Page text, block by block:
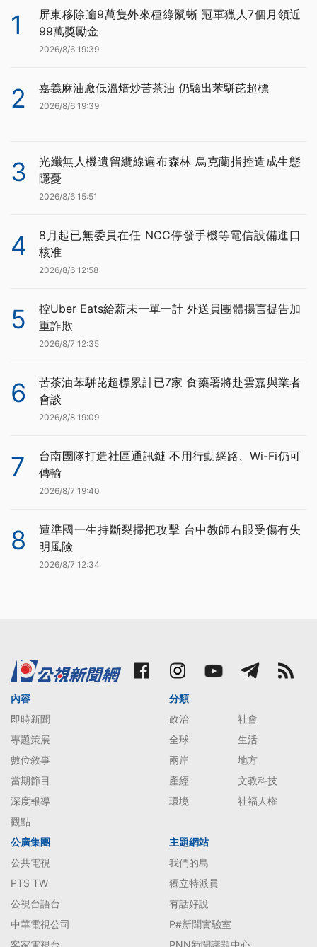
1
屏東移除逾9萬隻外來種綠鬣蜥 冠軍獵人7個月領近
99萬獎勵金
2026/8/6 19:39
2 嘉義麻油廠低溫焙炒苦茶油 仍驗出苯駢芘超標
2026/8/6 19:39
3
光纖無人機遺留纜線遍布森林 烏克蘭指控造成生態
隱憂
2026/8/6 15:51
4
8月起已無委員在任 NCC停發手機等電信設備進口
核准
2026/8/6 12:58
5
控Uber Eats給薪未一單一計 外送員團體揚言提告加
重詐欺
2026/8/7 12:35
6
苦茶油苯駢芘超標累計已7家 食藥署將赴雲嘉與業者
會談
2026/8/8 19:09
7
台南團隊打造社區通訊鏈 不用行動網路、Wi-Fi仍可
傳輸
2026/8/7 19:40
8
遭準國一生持斷裂掃把攻擊 台中教師右眼受傷有失
明風險
2026/8/7 12:34
內容
即時新聞
專題策展
數位敘事
當期節目
深度報導
觀點
分類
政治
社會
全球
生活
兩岸
地方
產經
文教科技
環境
社福人權
公廣集團
公共電視
PTS TW
公視台語台
中華電視公司
主題網站
我們的島
獨立特派員
有話好說
P#新聞實驗室